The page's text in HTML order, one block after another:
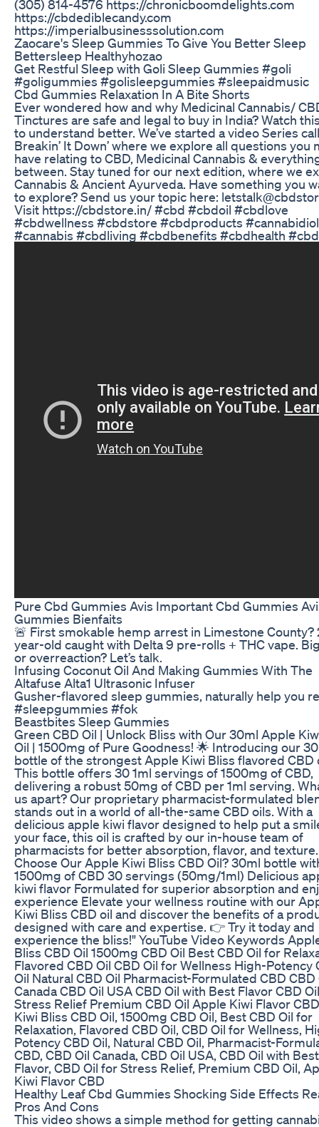
(305) 814-4576 https://chronicboomdelights.com
https://cbdediblecandy.com
https://imperialbusinesssolution.com
Zaocare's Sleep Gummies To Give You Better Sleep
Bettersleep Healthyhozao
Get Restful Sleep with Goli Sleep Gummies #goli
#goligummies #golisleepgummies #sleepaidmusic
Cbd Gummies Relaxation In A Bite Shorts
Ever wondered how and why Medicinal Cannabis/
Tinctures are safe and legal to buy in India? Watch
to understand better. We’ve started a video Series
Breakin’ It Down’ where we explore all questions you
have relating to CBD, Medicinal Cannabis &
between. Stay tuned for our next edition, where we
Cannabis & Ancient Ayurveda. Have something you
to explore? Send us your topic here:
Visit https://cbdstore.in/ #cbd #cbdoil #cbdlove
#cbdwellness #cbdstore #cbdproducts #cannabidiol
#cannabis #cbdliving #cbdbenefits #cbdhealth
Pure Cbd Gummies Avis Important Cbd Gummies
Gummies Bienfaits
🚨 First smokable hemp arrest in Limestone County?
year-old caught with Delta 9 pre-rolls + THC vape.
or overreaction? Let’s talk.
Infusing Coconut Oil And Making Gummies With The
Altafuse Alta1 Ultrasonic Infuser
Gusher-flavored sleep gummies, naturally help you
#sleepgummies #fok
Beastbites Sleep Gummies
Green CBD Oil | Unlock Bliss with Our 30ml Apple
Oil | 1500mg of Pure Goodness! 🌟 Introducing our
bottle of the strongest Apple Kiwi Bliss flavored CBD
This bottle offers 30 1ml servings of 1500mg of CBD,
delivering a robust 50mg of CBD per 1ml serving.
us apart? Our proprietary pharmacist-formulated
stands out in a world of all-the-same CBD oils. With a
delicious apple kiwi flavor designed to help put a
your face, this oil is crafted by our in-house team of
pharmacists for better absorption, flavor, and
Choose Our Apple Kiwi Bliss CBD Oil? 30ml bottle
1500mg of CBD 30 servings (50mg/1ml) Delicious
kiwi flavor Formulated for superior absorption and
experience Elevate your wellness routine with our
Kiwi Bliss CBD oil and discover the benefits of a
designed with care and expertise. 👉 Try it today and
experience the bliss!" YouTube Video Keywords
Bliss CBD Oil 1500mg CBD Oil Best CBD Oil for
Flavored CBD Oil CBD Oil for Wellness High-Potency
Oil Natural CBD Oil Pharmacist-Formulated CBD CBD
Canada CBD Oil USA CBD Oil with Best Flavor CBD
Stress Relief Premium CBD Oil Apple Kiwi Flavor
Kiwi Bliss CBD Oil, 1500mg CBD Oil, Best CBD Oil for
Relaxation, Flavored CBD Oil, CBD Oil for Wellness,
Potency CBD Oil, Natural CBD Oil, Pharmacist-
CBD, CBD Oil Canada, CBD Oil USA, CBD Oil with Best
Flavor, CBD Oil for Stress Relief, Premium CBD Oil,
Kiwi Flavor CBD
Healthy Leaf Cbd Gummies Shocking Side Effects
Pros And Cons
This video shows a simple method for getting